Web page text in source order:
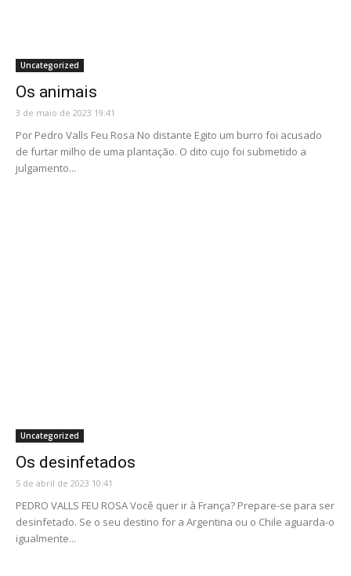
Uncategorized
Os animais
3 de maio de 2023 19:41
Por Pedro Valls Feu Rosa No distante Egito um burro foi acusado
de furtar milho de uma plantação. O dito cujo foi submetido a
julgamento...
Uncategorized
Os desinfetados
5 de abril de 2023 10:41
PEDRO VALLS FEU ROSA Você quer ir à França? Prepare-se para ser
desinfetado. Se o seu destino for a Argentina ou o Chile aguarda-o
igualmente...